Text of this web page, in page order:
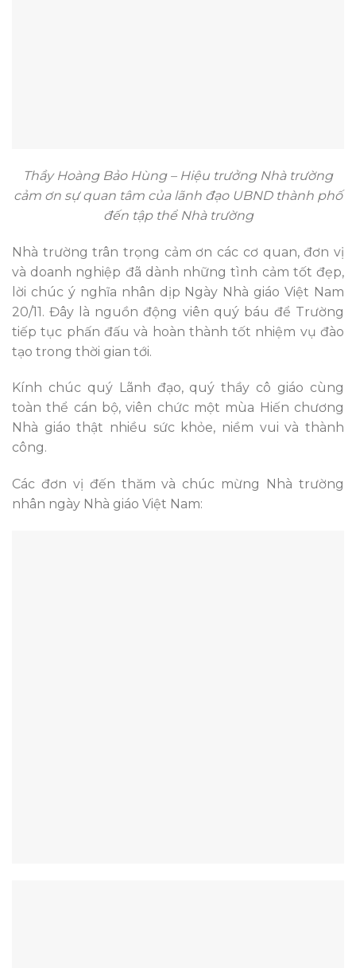
Thầy Hoàng Bảo Hùng – Hiệu trưởng Nhà trường
cảm ơn sự quan tâm của lãnh đạo UBND thành phố
đến tập thể Nhà trường
Nhà trường trân trọng cảm ơn các cơ quan, đơn vị
và doanh nghiệp đã dành những tình cảm tốt đẹp,
lời chúc ý nghĩa nhân dịp Ngày Nhà giáo Việt Nam
20/11. Đây là nguồn động viên quý báu để Trường
tiếp tục phấn đấu và hoàn thành tốt nhiệm vụ đào
tạo trong thời gian tới.
Kính chúc quý Lãnh đạo, quý thầy cô giáo cùng
toàn thể cán bộ, viên chức một mùa Hiến chương
Nhà giáo thật nhiều sức khỏe, niềm vui và thành
công.
Các đơn vị đến thăm và chúc mừng Nhà trường
nhân ngày Nhà giáo Việt Nam: